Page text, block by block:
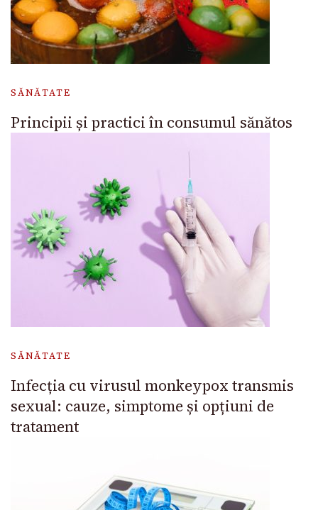
SĂNĂTATE
Principii și practici în consumul sănătos
SĂNĂTATE
Infecția cu virusul monkeypox transmis
sexual: cauze, simptome și opțiuni de
tratament